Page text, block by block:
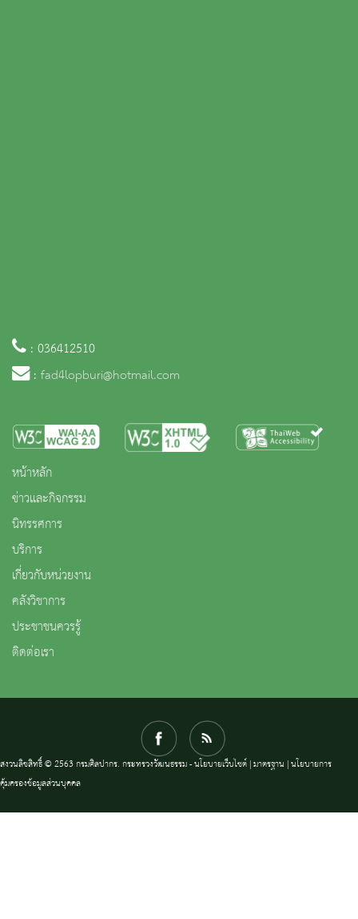
: 036412510
: fad4lopburi@hotmail.com
หน้าหลัก
ข่าวและกิจกรรม
นิทรรศการ
บริการ
เกี่ยวกับหน่วยงาน
คลังวิชาการ
ประชาชนควรรู้
ติดต่อเรา
สงวนลิขสิทธิ์ © 2563 กรมศิลปากร. กระทรวงวัฒนธรรม -นโยบายเว็บไซต์|มาตรฐาน |นโยบายการ
คุ้มครองข้อมูลส่วนบุคคล